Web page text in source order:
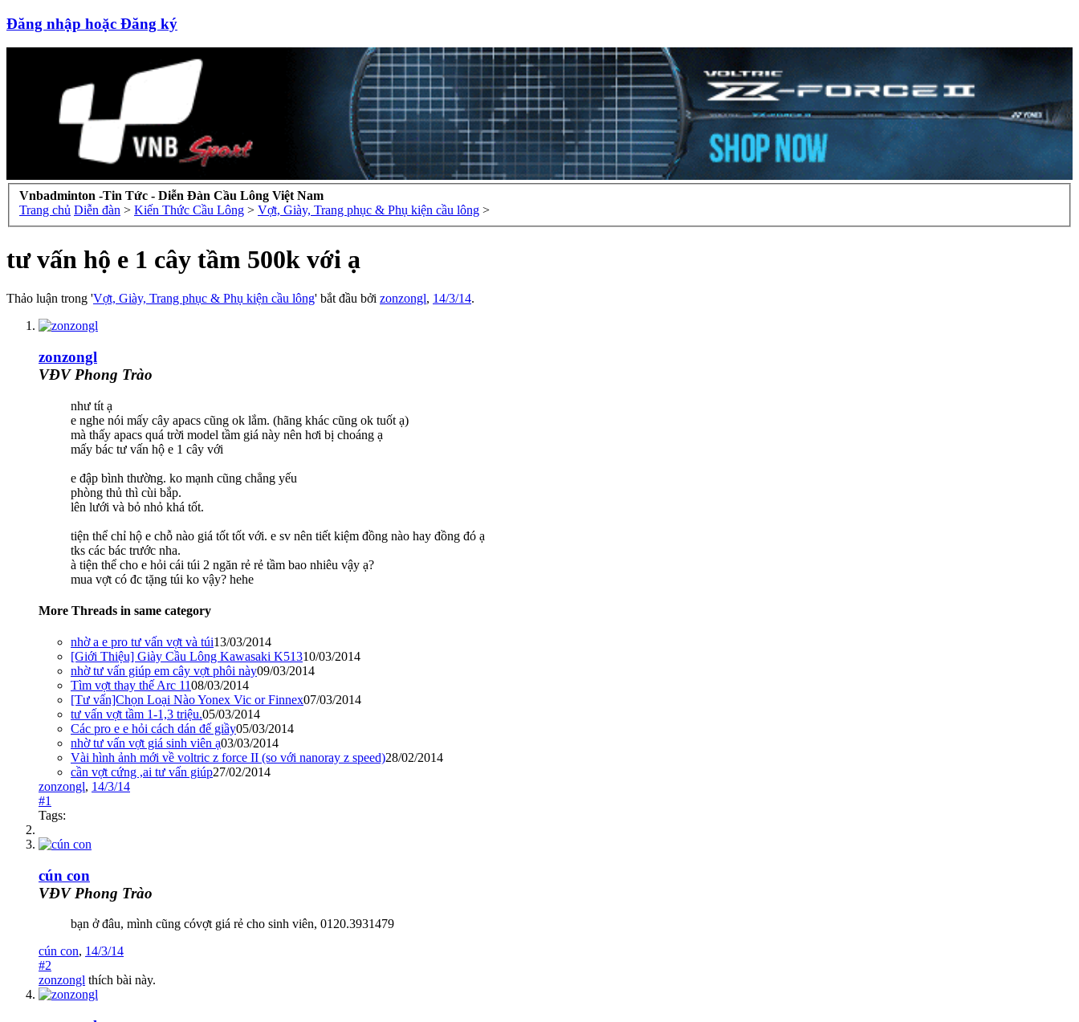
Đăng nhập hoặc Đăng ký
Vnbadminton -Tin Tức - Diễn Đàn Cầu Lông Việt Nam
Trang chủ Diễn đàn > Kiến Thức Cầu Lông > Vợt, Giày, Trang phục & Phụ kiện cầu lông >
tư vấn hộ e 1 cây tầm 500k với ạ
Thảo luận trong 'Vợt, Giày, Trang phục & Phụ kiện cầu lông' bắt đầu bởi zonzongl, 14/3/14.
zonzongl
VĐV Phong Trào
như tít ạ
e nghe nói mấy cây apacs cũng ok lắm. (hãng khác cũng ok tuốt ạ)
mà thấy apacs quá trời model tầm giá này nên hơi bị choáng ạ
mấy bác tư vấn hộ e 1 cây với
e đập bình thường. ko mạnh cũng chẳng yếu
phòng thủ thì cùi bắp.
lên lưới và bỏ nhỏ khá tốt.
tiện thể chỉ hộ e chỗ nào giá tốt tốt với. e sv nên tiết kiệm đồng nào hay đồng đó ạ
tks các bác trước nha.
à tiện thể cho e hỏi cái túi 2 ngăn rẻ rẻ tầm bao nhiêu vậy ạ?
mua vợt có đc tặng túi ko vậy? hehe
More Threads in same category
nhờ a e pro tư vấn vợt và túi13/03/2014
[Giới Thiệu] Giày Cầu Lông Kawasaki K51310/03/2014
nhờ tư vấn giúp em cây vợt phôi này09/03/2014
Tìm vợt thay thế Arc 1108/03/2014
[Tư vấn]Chọn Loại Nào Yonex Vic or Finnex07/03/2014
tư vấn vợt tầm 1-1,3 triệu.05/03/2014
Các pro e e hỏi cách dán đế giầy05/03/2014
nhờ tư vấn vợt giá sinh viên ạ03/03/2014
Vài hình ảnh mới về voltric z force II (so với nanoray z speed)28/02/2014
cần vợt cứng ,ai tư vấn giúp27/02/2014
zonzongl, 14/3/14
#1
Tags:
cún con
VĐV Phong Trào
bạn ở đâu, mình cũng cóvợt giá rẻ cho sinh viên, 0120.3931479
cún con, 14/3/14
#2
zonzongl thích bài này.